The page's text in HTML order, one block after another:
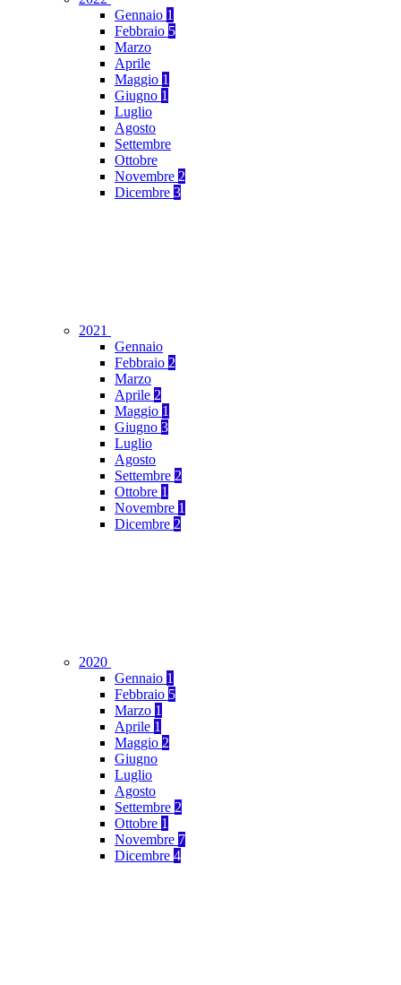
Gennaio 1
Febbraio 5
Marzo
Aprile
Maggio 1
Giugno 1
Luglio
Agosto
Settembre
Ottobre
Novembre 2
Dicembre 3
2021
Gennaio
Febbraio 2
Marzo
Aprile 2
Maggio 1
Giugno 3
Luglio
Agosto
Settembre 2
Ottobre 1
Novembre 1
Dicembre 2
2020
Gennaio 1
Febbraio 5
Marzo 1
Aprile 1
Maggio 2
Giugno
Luglio
Agosto
Settembre 2
Ottobre 1
Novembre 7
Dicembre 4